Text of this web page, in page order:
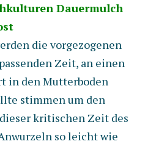
Dauermulch
die vorgezogenen
Zeit, an einen
in den Mutterboden
stimmen um den
kritischen Zeit des
so leicht wie